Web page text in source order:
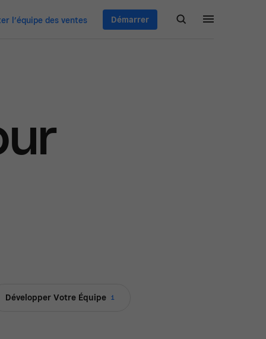
l’équipe des ventes Démarrer
Développer Votre Équipe 1